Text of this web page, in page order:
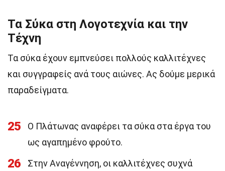
Τα Σύκα στη Λογοτεχνία και την
Τέχνη
Τα σύκα έχουν εμπνεύσει πολλούς καλλιτέχνες
και συγγραφείς ανά τους αιώνες. Ας δούμε μερικά
παραδείγματα.
25
Ο Πλάτωνας αναφέρει τα σύκα στα έργα του
ως αγαπημένο φρούτο.
26
Στην Αναγέννηση, οι καλλιτέχνες συχνά